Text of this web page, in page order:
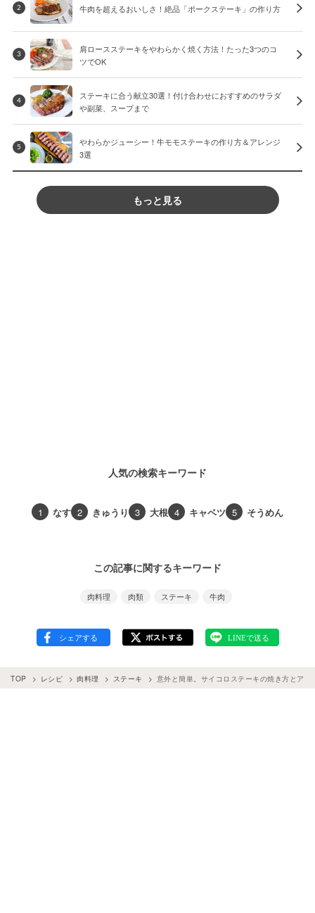
2 牛肉を超えるおいしさ！絶品「ポークステーキ」の作り方
3
肩ロースステーキをやわらかく焼く方法！たった3つのコ
ツでOK
4
ステーキに合う献立30選！付け合わせにおすすめのサラダ
や副菜、スープまで
5
やわらかジューシー！牛モモステーキの作り方＆アレンジ
3選
もっと見る
人気の検索キーワード
1 なす 2 きゅうり 3 大根 4 キャベツ 5 そうめん
この記事に関するキーワード
肉料理 肉類 ステーキ 牛肉
TOP レシピ 肉料理 ステーキ 意外と簡単。サイコロステーキの焼き方とアレ